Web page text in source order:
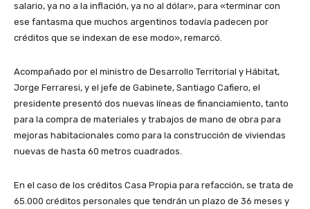
salario, ya no a la inflación, ya no al dólar», para «terminar con
ese fantasma que muchos argentinos todavía padecen por
créditos que se indexan de ese modo», remarcó.
Acompañado por el ministro de Desarrollo Territorial y Hábitat,
Jorge Ferraresi, y el jefe de Gabinete, Santiago Cafiero, el
presidente presentó dos nuevas líneas de financiamiento, tanto
para la compra de materiales y trabajos de mano de obra para
mejoras habitacionales como para la construcción de viviendas
nuevas de hasta 60 metros cuadrados.
En el caso de los créditos Casa Propia para refacción, se trata de
65.000 créditos personales que tendrán un plazo de 36 meses y